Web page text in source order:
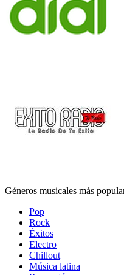
Géneros musicales más
Pop
Rock
Éxitos
Electro
Chillout
Música latina